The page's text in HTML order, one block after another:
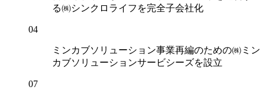
る㈱シンクロライフを完全子会社化
04
ミンカブソリューション事業再編のための㈱ミン
カブソリューションサービシーズを設立
07